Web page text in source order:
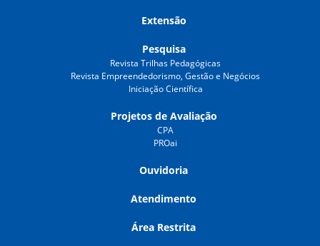
Extensão
Pesquisa
Revista Trilhas Pedagógicas
Revista Empreendedorismo, Gestão e Negócios
Iniciação Científica
Projetos de Avaliação
CPA
PROai
Ouvidoria
Atendimento
Área Restrita